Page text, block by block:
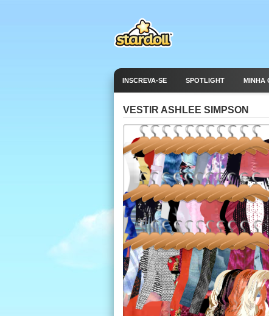
INSCREVA-SE SPOTLIGHT MINHA
VESTIR ASHLEE SIMPSON